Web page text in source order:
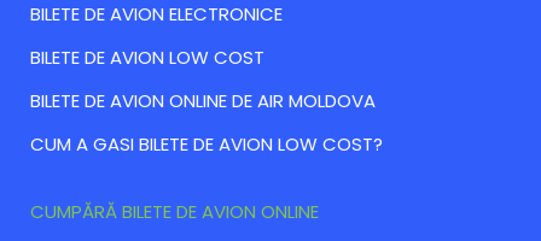
BILETE DE AVION ELECTRONICE
BILETE DE AVION LOW COST
BILETE DE AVION ONLINE DE AIR MOLDOVA
CUM A GASI BILETE DE AVION LOW COST?
CUMPĂRĂ BILETE DE AVION ONLINE